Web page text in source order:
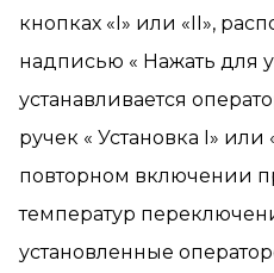
кнопках «I» или «II»,
надписью « Нажать для
устанавливается
ручек « Установка I» или
повторном включении
температур
установленные